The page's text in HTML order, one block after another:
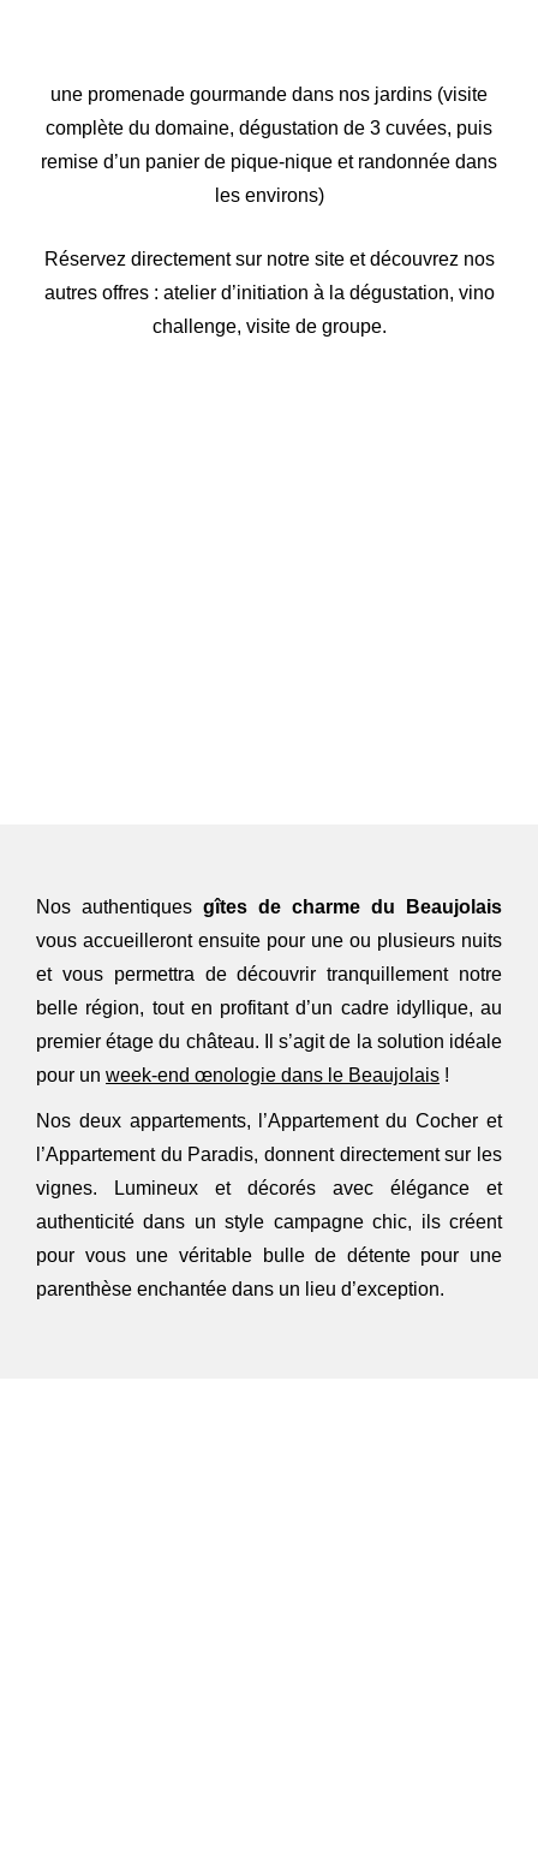
une promenade gourmande dans nos jardins (visite
complète du domaine, dégustation de 3 cuvées, puis
remise d’un panier de pique-nique et randonnée dans
les environs)
Réservez directement sur notre site et découvrez nos
autres offres : atelier d’initiation à la dégustation, vino
challenge, visite de groupe.
Nos authentiques gîtes de charme du Beaujolais
vous accueilleront ensuite pour une ou plusieurs nuits
et vous permettra de découvrir tranquillement notre
belle région, tout en profitant d’un cadre idyllique, au
premier étage du château. Il s’agit de la solution idéale
pour un week-end œnologie dans le Beaujolais !
Nos deux appartements, l’Appartement du Cocher et
l’Appartement du Paradis, donnent directement sur les
vignes. Lumineux et décorés avec élégance et
authenticité dans un style campagne chic, ils créent
pour vous une véritable bulle de détente pour une
parenthèse enchantée dans un lieu d’exception.